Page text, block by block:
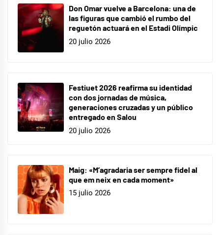
Don Omar vuelve a Barcelona: una de
las figuras que cambió el rumbo del
reguetón actuará en el Estadi Olímpic
20 julio 2026
Festiuet 2026 reafirma su identidad
con dos jornadas de música,
generaciones cruzadas y un público
entregado en Salou
20 julio 2026
Maig: «M’agradaria ser sempre fidel al
que em neix en cada moment»
15 julio 2026